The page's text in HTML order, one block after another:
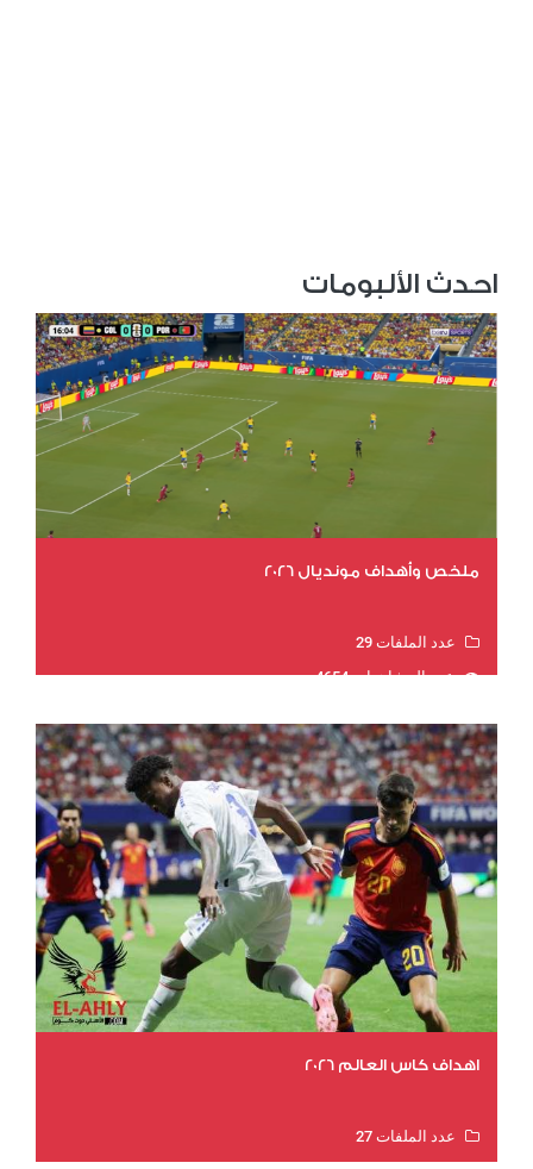
احدث الألبومات
ملخص وأهداف مونديال 2026
عدد الملفات 29
عدد المشاهدات 4654
اهداف كاس العالم 2026
عدد الملفات 27